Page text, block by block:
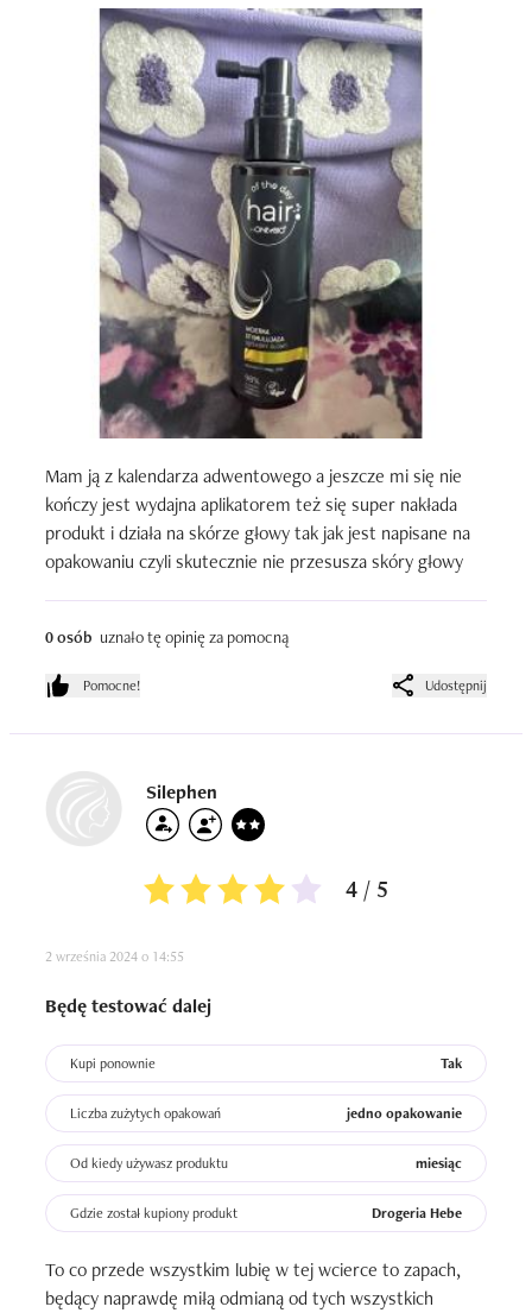
Mam ją z kalendarza adwentowego a jeszcze mi się nie
kończy jest wydajna aplikatorem też się super nakłada
produkt i działa na skórze głowy tak jak jest napisane na
opakowaniu czyli skutecznie nie przesusza skóry głowy
0 osób uznało tę opinię za pomocną
Pomocne! Udostępnij
Silephen
4 / 5
2 września 2024 o 14:55
Będę testować dalej
Kupi ponownie Tak
Liczba zużytych opakowań jedno opakowanie
Od kiedy używasz produktu miesiąc
Gdzie został kupiony produkt Drogeria Hebe
To co przede wszystkim lubię w tej wcierce to zapach,
będący naprawdę miłą odmianą od tych wszystkich